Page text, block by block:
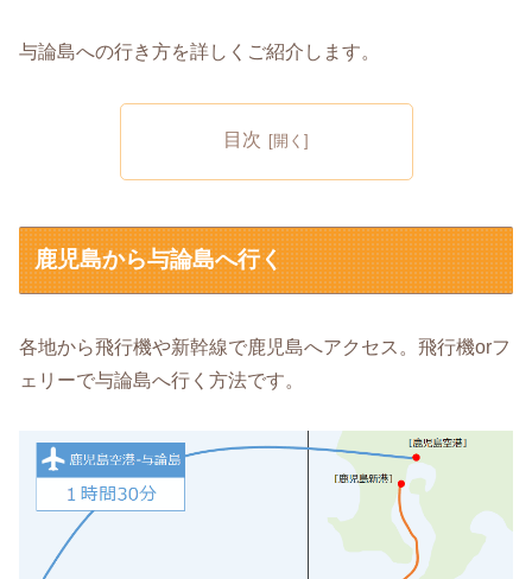
与論島への行き方を詳しくご紹介します。
目次
鹿児島から与論島へ行く
各地から飛行機や新幹線で鹿児島へアクセス。飛行機orフ
ェリーで与論島へ行く方法です。